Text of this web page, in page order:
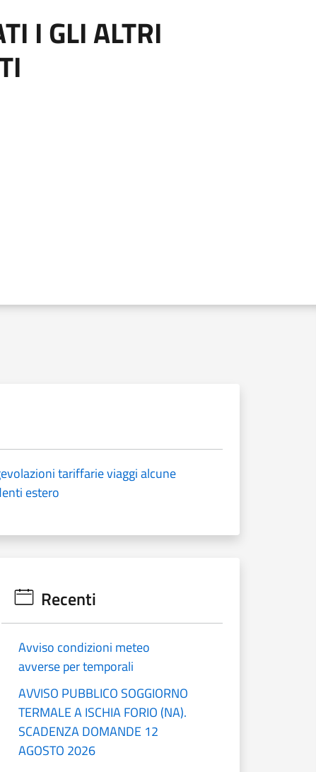
I GLI ALTRI
tariffarie viaggi alcune
estero
Recenti
Avviso condizioni meteo
avverse per temporali
AVVISO PUBBLICO SOGGIORNO
TERMALE A ISCHIA FORIO (NA).
SCADENZA DOMANDE 12
AGOSTO 2026